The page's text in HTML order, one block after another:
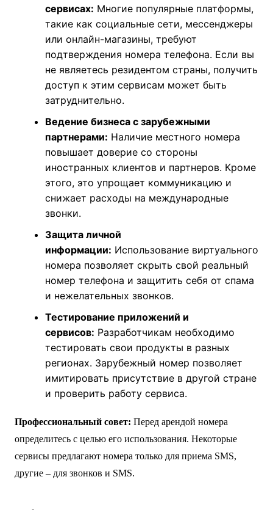
сервисах: Многие популярные платформы,
такие как социальные сети, мессенджеры
или онлайн-магазины, требуют
подтверждения номера телефона. Если вы
не являетесь резидентом страны, получить
доступ к этим сервисам может быть
затруднительно.
Ведение бизнеса с зарубежными
партнерами: Наличие местного номера
повышает доверие со стороны
иностранных клиентов и партнеров. Кроме
этого, это упрощает коммуникацию и
снижает расходы на международные
звонки.
Защита личной
информации: Использование виртуального
номера позволяет скрыть свой реальный
номер телефона и защитить себя от спама
и нежелательных звонков.
Тестирование приложений и
сервисов: Разработчикам необходимо
тестировать свои продукты в разных
регионах. Зарубежный номер позволяет
имитировать присутствие в другой стране
и проверить работу сервиса.
Профессиональный совет: Перед арендой номера
определитесь с целью его использования. Некоторые
сервисы предлагают номера только для приема SMS,
другие – для звонков и SMS.